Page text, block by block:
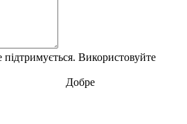
Використовуйте
Добре